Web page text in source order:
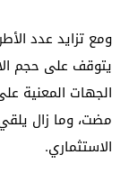
ومع تزايد عدد
يتوقف على حجم
الجهات المعنية
مضت، وما زال
الاستثماري.